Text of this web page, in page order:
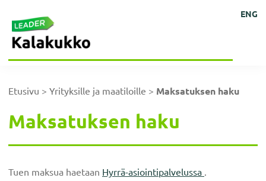
ENG
pääsisältöön
ensisijaiseen
sivupalkkiin
alatunnisteeseen
päävalikkoon
Kalakukko
ry
kokoisille
ideoille!
Etusivu > Yrityksille ja maatiloille > Maksatuksen haku
Maksatuksen haku
Tuen maksua haetaan Hyrrä-asiointipalvelussa .